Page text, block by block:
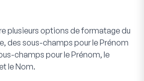
plusieurs options de formatage du
des sous-champs pour le Prénom
champs pour le Prénom, le
le Nom.